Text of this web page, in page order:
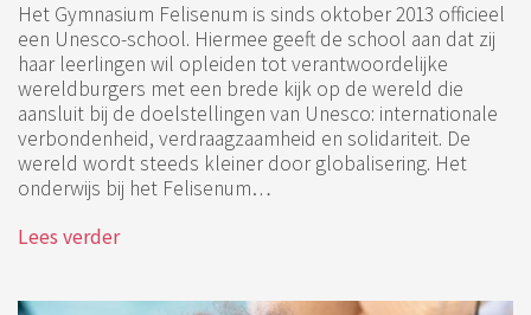
Het Gymnasium Felisenum is sinds oktober 2013 officieel
een Unesco-school. Hiermee geeft de school aan dat zij
haar leerlingen wil opleiden tot verantwoordelijke
wereldburgers met een brede kijk op de wereld die
aansluit bij de doelstellingen van Unesco: internationale
verbondenheid, verdraagzaamheid en solidariteit. De
wereld wordt steeds kleiner door globalisering. Het
onderwijs bij het Felisenum…
Lees verder